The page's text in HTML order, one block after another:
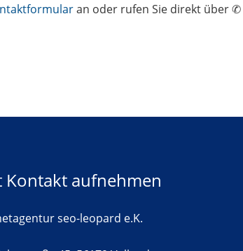
an oder rufen Sie direkt über ✆
Kontakt aufnehmen
seo-leopard e.K.